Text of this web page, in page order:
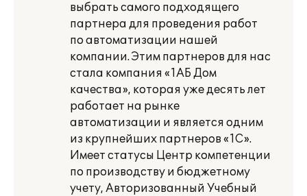
выбрать самого подходящего
партнера для проведения работ
по автоматизации нашей
компании. Этим партнеров для нас
стала компания «1АБ Дом
качества», которая уже десять лет
работает на рынке
автоматизации и является одним
из крупнейших партнеров «1С».
Имеет статусы Центр компетенции
по производству и бюджетному
учету, Авторизованный Учебный